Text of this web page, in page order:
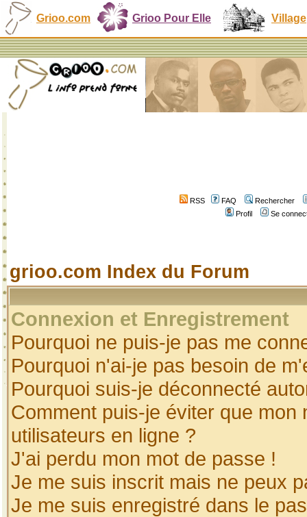
Grioo.com Grioo Pour Elle Village
RSS FAQ
Rechercher
Profil
Se
grioo.com Index du Forum
Connexion et Enregistrement
Pourquoi ne puis-je pas me
Pourquoi n'ai-je pas besoin de
Pourquoi suis-je déconnecté
Comment puis-je éviter que
utilisateurs en ligne ?
J'ai perdu mon mot de passe !
Je me suis inscrit mais ne peux
Je me suis enregistré dans le